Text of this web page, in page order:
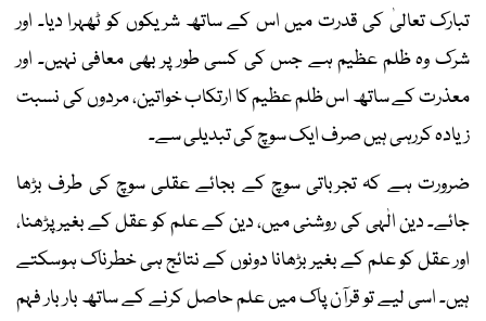
تبارک تعالیٰ کی قدرت میں اس کے ساتھ شریکوں کو ٹھہرا دیا۔ اور
شرک وہ ظلم عظیم ہے جس کی کسی طور پر بھی معافی نہیں۔ اور
معذرت کے ساتھ اس ظلم عظیم کا ارتکاب خواتین، مردوں کی نسبت
زیادہ کررہی ہیں صرف ایک سوچ کی تبدیلی سے۔
ضرورت ہے کہ تجرباتی سوچ کے بجائے عقلی سوچ کی طرف بڑھا
جائے۔ دین الٰہی کی روشنی میں، دین کے علم کو عقل کے بغیر پڑھنا،
اور عقل کو علم کے بغیر بڑھانا دونوں کے نتائج ہی خطرناک ہوسکتے
ہیں۔ اسی لیے تو قرآن پاک میں علم حاصل کرنے کے ساتھ بار بار فہم